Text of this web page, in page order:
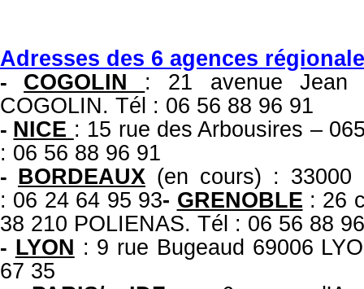
Adresses des 6 agences
- COGOLIN : 21 avenue Jean
COGOLIN. Tél : 06 56 88 96 91
- NICE : 15 rue des Arbousires –
: 06 56 88 96 91
- BORDEAUX (en cours) : 33000
: 06 24 64 95 93- GRENOBLE : 26
38 210 POLIENAS. Tél : 06 56 88
- LYON : 9 rue Bugeaud 69006
67 35